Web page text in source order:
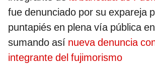
fue denunciado por su expareja
puntapiés en plena vía pública
sumando así nueva denuncia
integrante del fujimorismo